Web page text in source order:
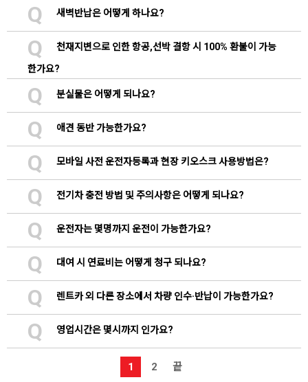
Q 새벽반납은 어떻게 하나요?
Q
천재지변으로 인한 항공,선박 결항 시 100% 환불이 가능
한가요?
Q 분실물은 어떻게 되나요?
Q 애견 동반 가능한가요?
Q 모바일 사전 운전자등록과 현장 키오스크 사용방법은?
Q 전기차 충전 방법 및 주의사항은 어떻게 되나요?
Q 운전자는 몇명까지 운전이 가능한가요?
Q 대여 시 연료비는 어떻게 청구 되나요?
Q 렌트카 외 다른 장소에서 차량 인수·반납이 가능한가요?
Q 영업시간은 몇시까지 인가요?
1 2 끝